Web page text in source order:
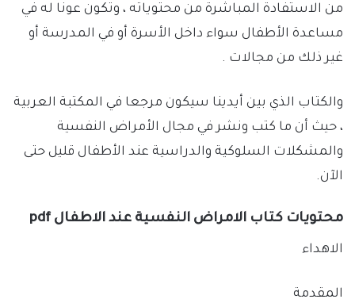
من الاستفادة المباشرة من محتوياته ، وتكون عونا له في
مساعدة الأطفال سواء داخل الأسرة أو في المدرسة أو
غير ذلك من مجالات .
والكتاب الذي بين أيدينا سيكون مرجعا في المكتبة العربية
، حيث أن ما كتب ونشر في مجال الأمراض النفسية
والمشكلات السلوكية والدراسية عند الأطفال قليل حتى
الآن.
محتويات كتاب الامراض النفسية عند الاطفال pdf
الاهداء
المقدمة